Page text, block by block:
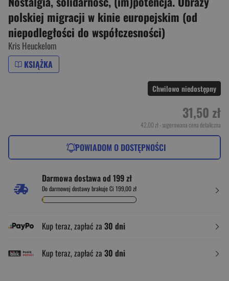
polskiej migracji w kinie europejskim (od
niepodległości do współczesności)
Kris Heuckelom
KSIĄŻKA
Chwilowo niedostępny
31,50 zł
42,00 zł- sugerowana cena detaliczna
POWIADOM O DOSTĘPNOŚCI
Darmowa dostawa od 199 zł
Do darmowej dostawy brakuje Ci 199,00 zł
Kup teraz, zapłać za 30 dni
Kup teraz, zapłać za 30 dni